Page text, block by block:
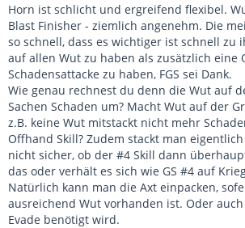
Horn ist schlicht und ergreifend flexibel.
Blast Finisher - ziemlich angenehm. Die
so schnell, dass es wichtiger ist schnell zu
auf allen Wut zu haben als zusätzlich eine
Schadensattacke zu haben, FGS sei Dank.
Wie genau rechnest du denn die Wut auf
Sachen Schaden um? Macht Wut auf der
z.B. keine Wut mitstackt nicht mehr
Offhand Skill? Zudem stackt man
nicht sicher, ob der #4 Skill dann
das oder verhält es sich wie GS #4 auf
Natürlich kann man die Axt einpacken,
ausreichend Wut vorhanden ist. Oder
Evade benötigt wird.